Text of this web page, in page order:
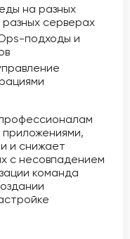
на разных
серверах
подходы и
и снижает
с несовпадением
команда